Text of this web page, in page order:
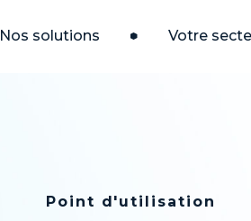
Nos solutions Votre
Accueil Equipements ∕
Point d'utilisation